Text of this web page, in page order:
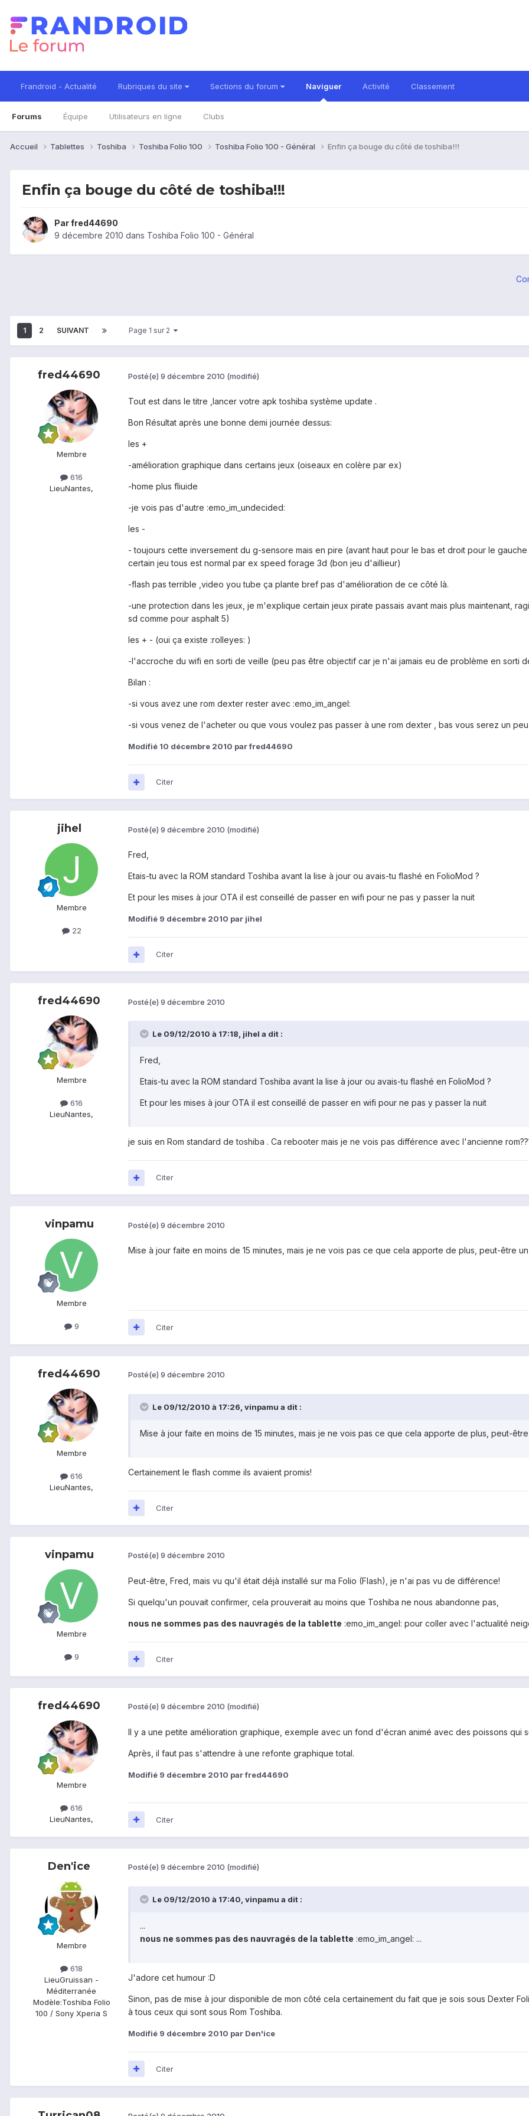
Frandroid - Actualité Rubriques du site Sections du forum Naviguer
Forums Équipe Utilisateurs en ligne Clubs
Activité Classement
Accueil Tablettes Toshiba Toshiba Folio 100 Toshiba Folio 100 - Général Enfin ça bouge du côté de toshiba!!!
Enfin ça bouge du côté de toshiba!!!
Parfred44690
9 décembre 2010 dans Toshiba Folio 100 - Général
1 2 SUIVANT Page 1 sur 2
fred44690
Membre
616
LieuNantes,
Posté(e) 9 décembre 2010 (modifié)
Tout est dans le titre ,lancer votre apk toshiba système update .
Bon Résultat après une bonne demi journée dessus:
les +
-amélioration graphique dans certains jeux (oiseaux en colère par ex)
-home plus fliuide
-je vois pas d'autre :emo_im_undecided:
les -
- toujours cette inversement du g-sensore mais en pire (avant haut pour le bas et droit pour le
certain jeu tous est normal par ex speed forage 3d (bon jeu d'aillieur)
-flash pas terrible ,video you tube ça plante bref pas d'amélioration de ce côté là.
-une protection dans les jeux, je m'explique certain jeux pirate passais avant mais plus maintenant,
sd comme pour asphalt 5)
les + - (oui ça existe :rolleyes: )
-l'accroche du wifi en sorti de veille (peu pas être objectif car je n'ai jamais eu de problème en sorti
Bilan :
-si vous avez une rom dexter rester avec :emo_im_angel:
-si vous venez de l'acheter ou que vous voulez pas passer à une rom dexter , bas vous serez un
Modifié 10 décembre 2010 par fred44690
Citer
jihel
Membre
22
Posté(e) 9 décembre 2010 (modifié)
Fred,
Etais-tu avec la ROM standard Toshiba avant la lise à jour ou avais-tu flashé en FolioMod ?
Et pour les mises à jour OTA il est conseillé de passer en wifi pour ne pas y passer la nuit
Modifié 9 décembre 2010 par jihel
Citer
fred44690
Membre
616
LieuNantes,
Posté(e) 9 décembre 2010
Le 09/12/2010 à 17:18, jihel a dit :
Fred,
Etais-tu avec la ROM standard Toshiba avant la lise à jour ou avais-tu flashé en FolioMod ?
Et pour les mises à jour OTA il est conseillé de passer en wifi pour ne pas y passer la nuit
je suis en Rom standard de toshiba . Ca rebooter mais je ne vois pas différence avec l'ancienne
Citer
vinpamu
Membre
9
Posté(e) 9 décembre 2010
Mise à jour faite en moins de 15 minutes, mais je ne vois pas ce que cela apporte de plus, peut-être
Citer
fred44690
Membre
616
LieuNantes,
Posté(e) 9 décembre 2010
Le 09/12/2010 à 17:26, vinpamu a dit :
Mise à jour faite en moins de 15 minutes, mais je ne vois pas ce que cela apporte de plus, peut-
Certainement le flash comme ils avaient promis!
Citer
vinpamu
Membre
9
Posté(e) 9 décembre 2010
Peut-être, Fred, mais vu qu'il était déjà installé sur ma Folio (Flash), je n'ai pas vu de différence!
Si quelqu'un pouvait confirmer, cela prouverait au moins que Toshiba ne nous abandonne pas,
nous ne sommes pas des nauvragés de la tablette :emo_im_angel: pour coller avec l'actualité
Citer
fred44690
Membre
616
LieuNantes,
Posté(e) 9 décembre 2010 (modifié)
Il y a une petite amélioration graphique, exemple avec un fond d'écran animé avec des poissons qui
Après, il faut pas s'attendre à une refonte graphique total.
Modifié 9 décembre 2010 par fred44690
Citer
Den'ice
Membre
618
LieuGruissan -
Méditerranée
Modèle:Toshiba Folio
100 / Sony Xperia S
Posté(e) 9 décembre 2010 (modifié)
Le 09/12/2010 à 17:40, vinpamu a dit :
...
nous ne sommes pas des nauvragés de la tablette :emo_im_angel: ...
J'adore cet humour :D
Sinon, pas de mise à jour disponible de mon côté cela certainement du fait que je sois sous Dexter
à tous ceux qui sont sous Rom Toshiba.
Modifié 9 décembre 2010 par Den'ice
Citer